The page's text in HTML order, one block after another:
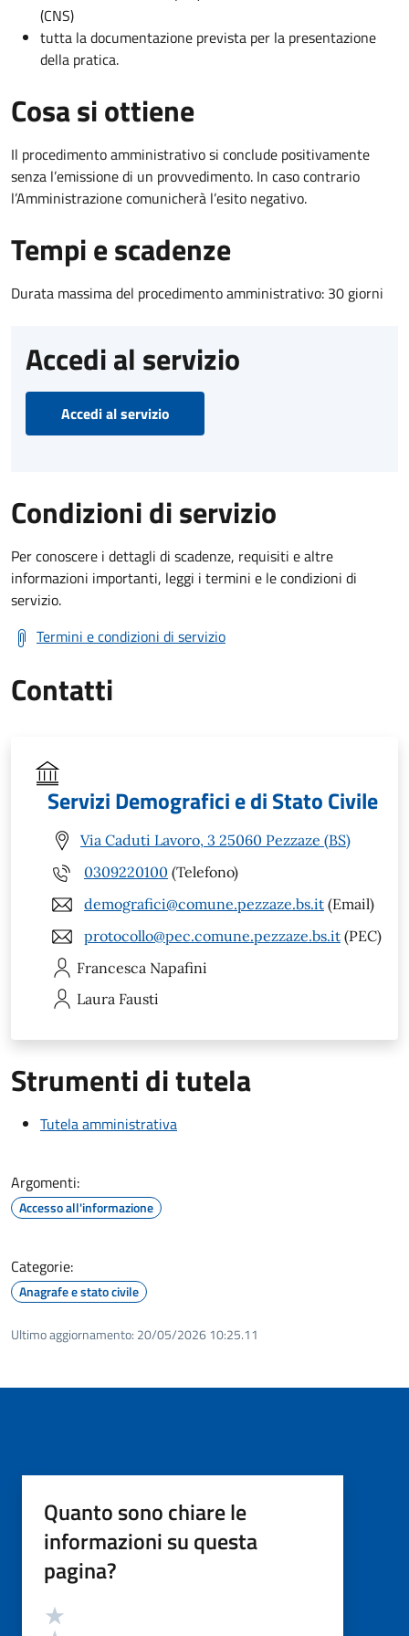
(CNS)
tutta la documentazione prevista per la presentazione
della pratica.
Cosa si ottiene
Il procedimento amministrativo si conclude positivamente
senza l’emissione di un provvedimento. In caso contrario
l’Amministrazione comunicherà l’esito negativo.
Tempi e scadenze
Durata massima del procedimento amministrativo: 30 giorni
Accedi al servizio
Accedi al servizio
Condizioni di servizio
Per conoscere i dettagli di scadenze, requisiti e altre
informazioni importanti, leggi i termini e le condizioni di
servizio.
Termini e condizioni di servizio
Contatti
Servizi Demografici e di Stato Civile
Via Caduti Lavoro, 3 25060 Pezzaze (BS)
0309220100 (Telefono)
demografici@comune.pezzaze.bs.it (Email)
protocollo@pec.comune.pezzaze.bs.it (PEC)
Francesca Napafini
Laura Fausti
Strumenti di tutela
Tutela amministrativa
Argomenti:
Accesso all'informazione
Categorie:
Anagrafe e stato civile
Ultimo aggiornamento: 20/05/2026 10:25.11
Quanto sono chiare le
informazioni su questa
pagina?
Valutazione